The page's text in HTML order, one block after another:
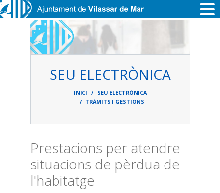
Vés al contingut
SEU ELECTRÒNICA
d'ariadna
INICI
SEU ELECTRÒNICA
TRÀMITS I GESTIONS
Prestacions per atendre
situacions de pèrdua de
l'habitatge